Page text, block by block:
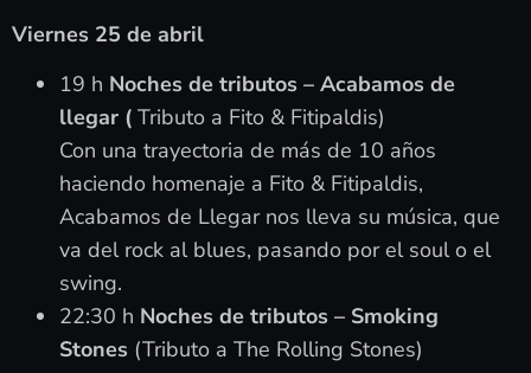
Viernes 25 de abril
19 h Noches de tributos – Acabamos de
llegar ( Tributo a Fito & Fitipaldis)
Con una trayectoria de más de 10 años
haciendo homenaje a Fito & Fitipaldis,
Acabamos de Llegar nos lleva su música, que
va del rock al blues, pasando por el soul o el
swing.
22:30 h Noches de tributos – Smoking
Stones (Tributo a The Rolling Stones)